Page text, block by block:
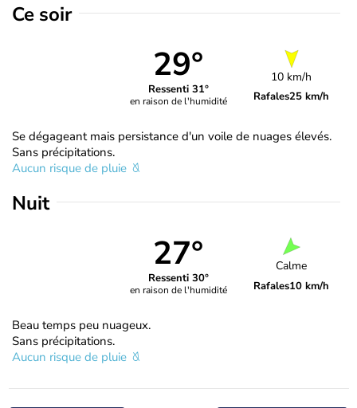
Ce soir
29°
Ressenti 31°
en raison de l'humidité
10 km/h
Rafales25 km/h
Se dégageant mais persistance d'un voile de nuages élevés.
Sans précipitations.
Aucun risque de pluie
Nuit
27°
Ressenti 30°
en raison de l'humidité
Calme
Rafales10 km/h
Beau temps peu nuageux.
Sans précipitations.
Aucun risque de pluie